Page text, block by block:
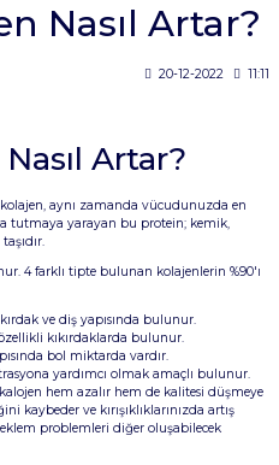
Nasıl Artar?
20-12-2022 11:11
Artar?
aynı zamanda vücudunuzda en
tutmaya yarayan bu protein; kemik,
4 farklı tipte bulunan kolajenlerin %90'ı
ve diş yapısında bulunur.
kıkırdaklarda bulunur.
bol miktarda vardır.
yardımcı olmak amaçlı bulunur.
hem azalır hem de kalitesi düşmeye
kaybeder ve kırışıklıklarınızda artış
problemleri diğer oluşabilecek